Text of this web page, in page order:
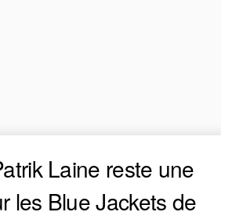
Laine reste une
les Blue Jackets de